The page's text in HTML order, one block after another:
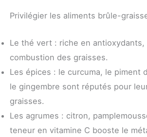
Privilégier les aliments brûle-
Le thé vert : riche en antioxydants,
combustion des graisses.
Les épices : le curcuma, le piment
le gingembre sont réputés pour
graisses.
Les agrumes : citron,
teneur en vitamine C booste le